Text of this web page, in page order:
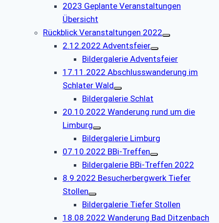
2023 Geplante Veranstaltungen
Übersicht
Rückblick Veranstaltungen 2022
2.12.2022 Adventsfeier
Bildergalerie Adventsfeier
17.11.2022 Abschlusswanderung im
Schlater Wald
Bildergalerie Schlat
20.10.2022 Wanderung rund um die
Limburg
Bildergalerie Limburg
07.10.2022 BBi-Treffen
Bildergalerie BBi-Treffen 2022
8.9.2022 Besucherbergwerk Tiefer
Stollen
Bildergalerie Tiefer Stollen
18.08.2022 Wanderung Bad Ditzenbach